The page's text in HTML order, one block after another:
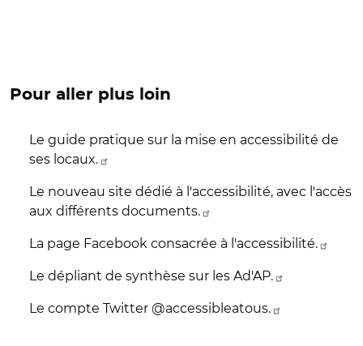
Pour aller plus loin
Le guide pratique sur la mise en accessibilité de
ses locaux.
Le nouveau site dédié à l'accessibilité, avec l'accès
aux différents documents.
La page Facebook consacrée à l'accessibilité.
Le dépliant de synthèse sur les Ad'AP.
Le compte Twitter @accessibleatous.